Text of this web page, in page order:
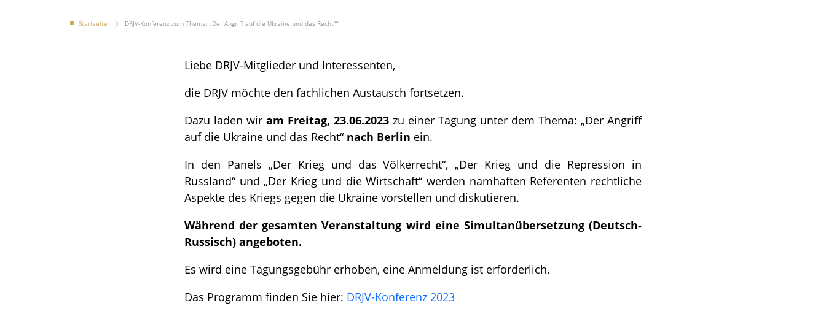
Startseite DRJV-Konferenz zum Thema: „Der Angriff auf die Ukraine und das Recht““
Liebe DRJV-Mitglieder und Interessenten,
die DRJV möchte den fachlichen Austausch fortsetzen.
Dazu laden wir am Freitag, 23.06.2023 zu einer Tagung unter dem Thema: „Der Angriff
auf die Ukraine und das Recht“ nach Berlin ein.
In den Panels „Der Krieg und das Völkerrecht“, „Der Krieg und die Repression in
Russland“ und „Der Krieg und die Wirtschaft“ werden namhaften Referenten rechtliche
Aspekte des Kriegs gegen die Ukraine vorstellen und diskutieren.
Während der gesamten Veranstaltung wird eine Simultanübersetzung (Deutsch-
Russisch) angeboten.
Es wird eine Tagungsgebühr erhoben, eine Anmeldung ist erforderlich.
Das Programm finden Sie hier: DRJV-Konferenz 2023